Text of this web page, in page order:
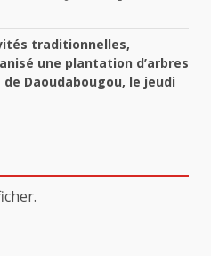
traditionnelles,
une plantation d’arbres
Daoudabougou, le jeudi